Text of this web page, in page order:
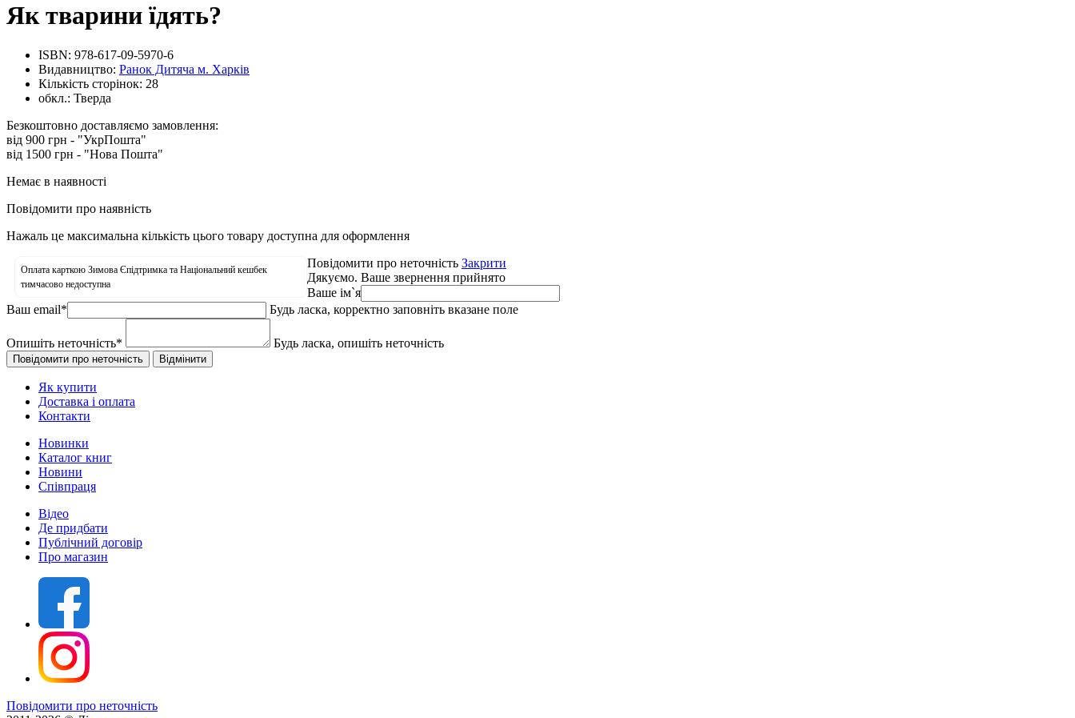
Як тварини їдять?
ISBN: 978-617-09-5970-6
Видавництво: Ранок Дитяча м. Харків
Кількість сторінок: 28
обкл.: Тверда
Безкоштовно доставляємо замовлення:
від 900 грн - "УкрПошта"
від 1500 грн - "Нова Пошта"
Немає в наявності
Повідомити про наявність
Нажаль це максимальна кількість цього товару доступна для оформлення
Оплата карткою Зимова Єпідтримка та Національний кешбек
тимчасово недоступна
Повідомити про неточність Закрити
Дякуємо. Ваше звернення прийнято
Ваше ім`я
Ваш email* Будь ласка, корректно заповніть вказане поле
Опишіть неточність* Будь ласка, опишіть неточність
Як купити
Доставка і оплата
Контакти
Новинки
Каталог книг
Новини
Співпраця
Відео
Де придбати
Публічний договір
Про магазин
Повідомити про неточність